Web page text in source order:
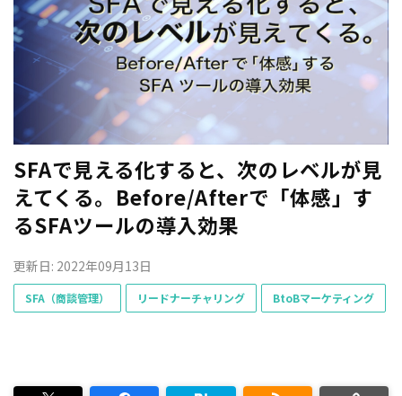
SFAで見える化すると、次のレベルが見
えてくる。Before/Afterで「体感」す
るSFAツールの導入効果
更新日: 2022年09月13日
SFA（商談管理） リードナーチャリング BtoBマーケティング